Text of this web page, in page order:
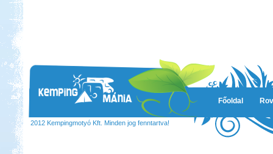
Főoldal
2012 Kempingmotyó Kft. Minden jog fenntartva!